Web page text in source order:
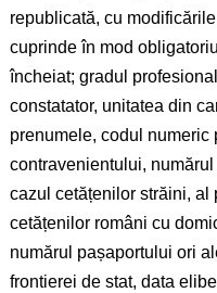
republicată, cu
cuprinde în mod
încheiat; gradul
constatator, unitatea din
prenumele, codul
contravenientului,
cazul cetățenilor străini, al
cetățenilor români cu
numărul pașaportului ori
frontierei de stat, data